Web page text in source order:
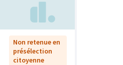
Non retenue en
présélection
citoyenne